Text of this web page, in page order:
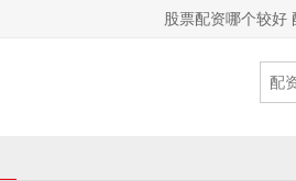
股票配资哪个较好